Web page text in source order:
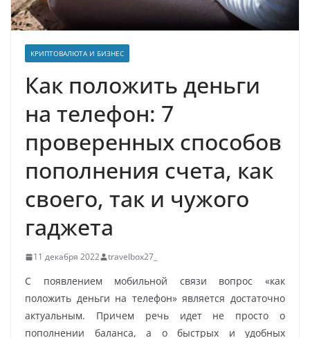
КРИПТОВАЛЮТА И БИЗНЕС
Как положить деньги
на телефон: 7
проверенных способов
пополнения счета, как
своего, так и чужого
гаджета
11 декабря 2022 travelbox27_
С появлением мобильной связи вопрос «как
положить деньги на телефон» является достаточно
актуальным. Причем речь идет не просто о
пополнении баланса, а о быстрых и удобных